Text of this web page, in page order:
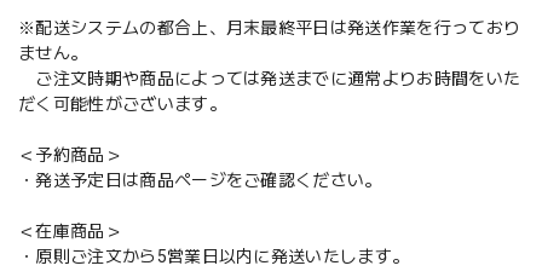
※配送システムの都合上、月末最終平日は発送作業を行っており
ません。
ご注文時期や商品によっては発送までに通常よりお時間をいた
だく可能性がございます。
＜予約商品＞
・発送予定日は商品ページをご確認ください。
＜在庫商品＞
・原則ご注文から5営業日以内に発送いたします。